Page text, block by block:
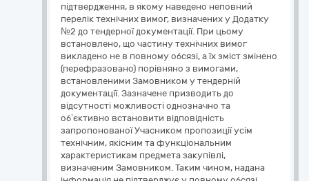
підтвердження, в якому наведено неповний
перелік технічних вимог, визначених у Додатку
№2 до тендерної документації. При цьому
встановлено, що частину технічних вимог
викладено не в повному обсязі, а їх зміст змінено
(перефразовано) порівняно з вимогами,
встановленими Замовником у тендерній
документації. Зазначене призводить до
відсутності можливості однозначно та
об’єктивно встановити відповідність
запропонованої Учасником пропозиції усім
технічним, якісним та функціональним
характеристикам предмета закупівлі,
визначеним Замовником. Таким чином, надана